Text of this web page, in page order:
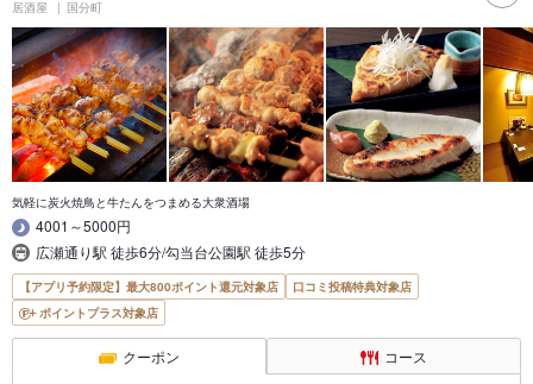
居酒屋 国分町
気軽に炭火焼鳥と牛たんをつまめる大衆酒場
4001～5000円
広瀬通り駅 徒歩6分/勾当台公園駅 徒歩5分
【アプリ予約限定】最大800ポイント還元対象店
口コミ投稿特典対象店
ポイントプラス対象店
クーポン コース